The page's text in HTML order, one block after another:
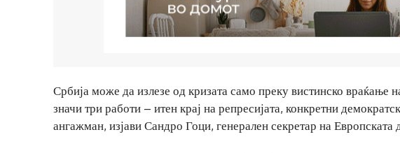
Србија може да излезе од кризата само преку вистинско враќање
значи три работи – итен крај на репресијата, конкретни
ангажман, изјави Сандро Гоци, генерален секретар на Европската